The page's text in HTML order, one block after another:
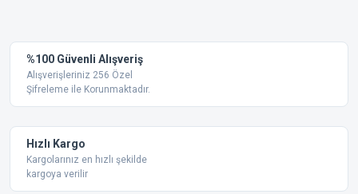
Ürün resmi kalitesiz, bozuk veya görüntülenemiyor.
Ürün açıklamasında eksik bilgiler bulunuyor.
Bu ürüne benzer farklı alternatifler olmalı.
%100 Güvenli Alışveriş
Alışverişleriniz 256 Özel
Şifreleme ile Korunmaktadır.
Hızlı Kargo
Kargolarınız en hızlı şekilde
kargoya verilir